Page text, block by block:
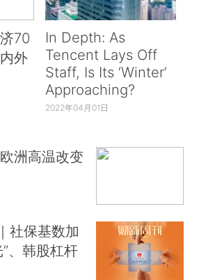
70
外
In Depth: As
Tencent Lays Off
Staff, Is Its ‘Winter’
Approaching?
2022年04月01日
洲高温改变
社保基数加
、韩股杠杆